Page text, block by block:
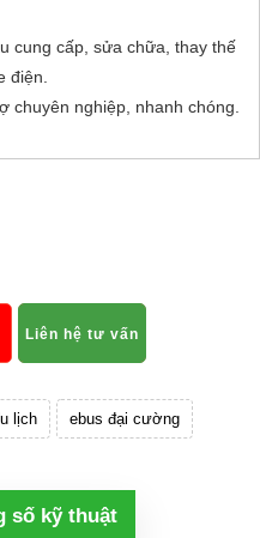
cung cấp, sửa chữa, thay thế
điện.
chuyên nghiệp, nhanh chóng.
Liên hệ tư vấn
lịch ebus đại cường
số kỹ thuật